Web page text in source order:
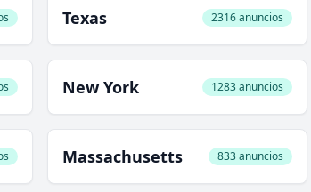
Texas 2316 anuncios
New York 1283 anuncios
Massachusetts 833 anuncios